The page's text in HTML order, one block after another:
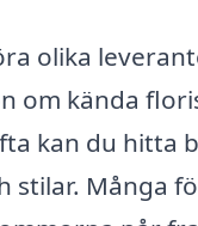
olika
om kända
kan du hitta
stilar. Många